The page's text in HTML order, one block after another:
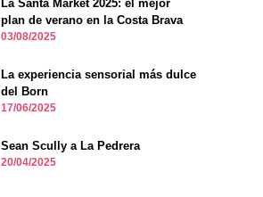
La Santa Market 2025: el mejor
plan de verano en la Costa Brava
03/08/2025
La experiencia sensorial más dulce
del Born
17/06/2025
Sean Scully a La Pedrera
20/04/2025